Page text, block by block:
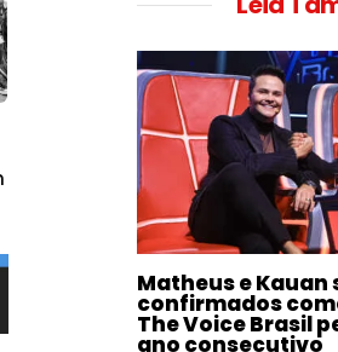
Matheus e Kauan
confirmados
The Voice Brasil
ano consecutivo